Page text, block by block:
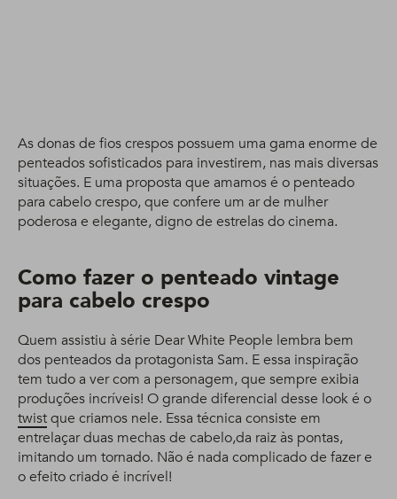
As donas de fios crespos possuem uma gama enorme de
penteados sofisticados para investirem, nas mais diversas
situações. E uma proposta que amamos é o penteado
para cabelo crespo, que confere um ar de mulher
poderosa e elegante, digno de estrelas do cinema.
Como fazer o penteado vintage
para cabelo crespo
Quem assistiu à série Dear White People lembra bem
dos penteados da protagonista Sam. E essa inspiração
tem tudo a ver com a personagem, que sempre exibia
produções incríveis! O grande diferencial desse look é o
twistque criamos nele. Essa técnica consiste em
entrelaçar duas mechas de cabelo,da raiz às pontas,
imitando um tornado. Não é nada complicado de fazer e
o efeito criado é incrível!